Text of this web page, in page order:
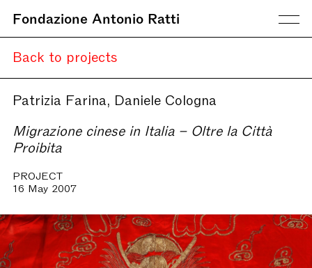
Fondazione Antonio Ratti
Back to projects
Patrizia Farina, Daniele Cologna
Migrazione cinese in Italia – Oltre la Città
Proibita
PROJECT
16 May 2007